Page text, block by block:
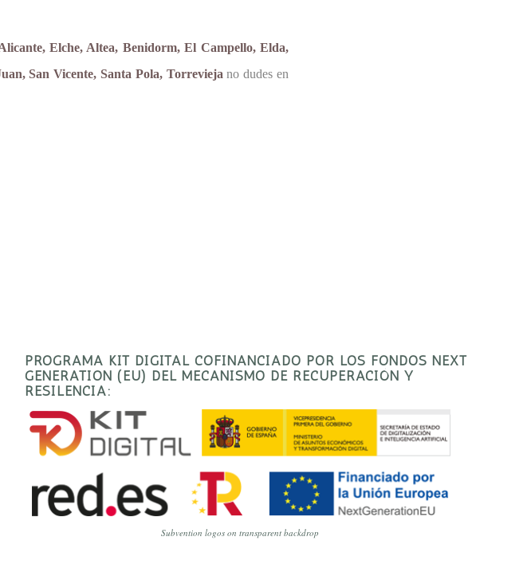
Elche, Altea, Benidorm, El Campello, Elda,
San Vicente, Santa Pola, Torrevieja no dudes en
PROGRAMA KIT DIGITAL COFINANCIADO POR LOS FONDOS NEXT
GENERATION (EU) DEL MECANISMO DE RECUPERACIÓN Y
RESILENCIA:
Subvention logos on transparent backdrop